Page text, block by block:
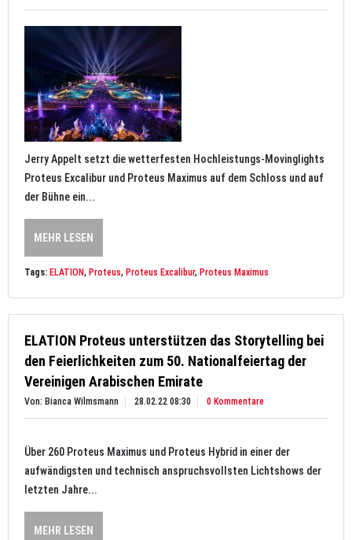
Jerry Appelt setzt die wetterfesten Hochleistungs-Movinglights
Proteus Excalibur und Proteus Maximus auf dem Schloss und auf
der Bühne ein...
MEHR LESEN
Tags: ELATION, Proteus, Proteus Excalibur, Proteus Maximus
ELATION Proteus unterstützen das Storytelling bei
den Feierlichkeiten zum 50. Nationalfeiertag der
Vereinigen Arabischen Emirate
Von: Bianca Wilmsmann 28.02.22 08:30 0 Kommentare
Über 260 Proteus Maximus und Proteus Hybrid in einer der
aufwändigsten und technisch anspruchsvollsten Lichtshows der
letzten Jahre...
MEHR LESEN